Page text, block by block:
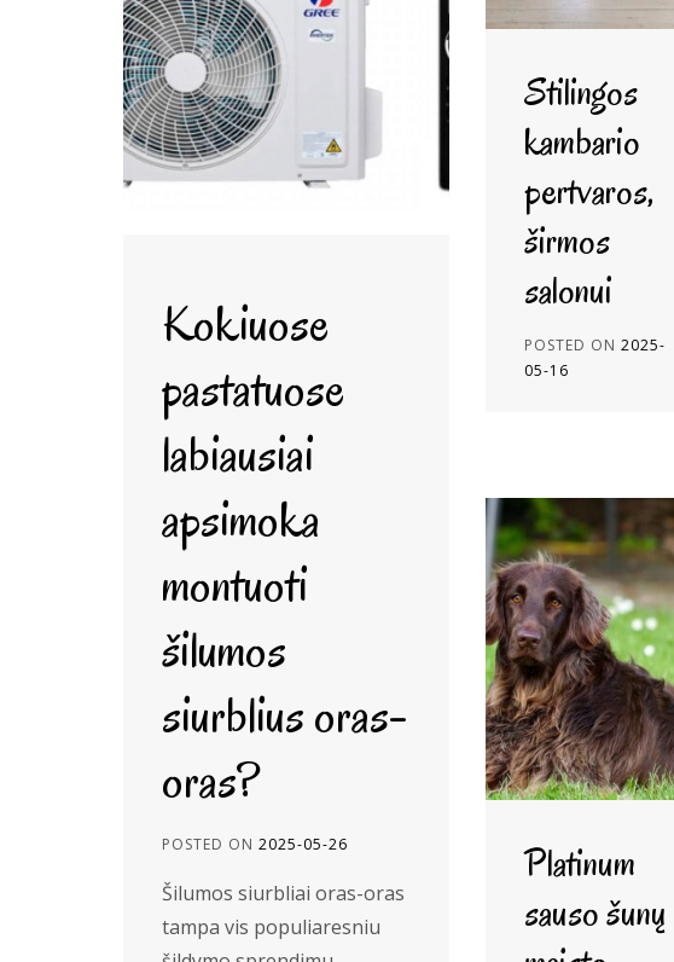
Kokiuose
pastatuose
labiausiai
apsimoka
montuoti
šilumos
siurblius oras-
oras?
POSTED ON 2025-05-26
Šilumos siurbliai oras-oras
tampa vis populiaresniu
Stilingos
kambario
pertvaros,
širmos
salonui
POSTED ON2025-
05-16
Platinum
sauso šunų